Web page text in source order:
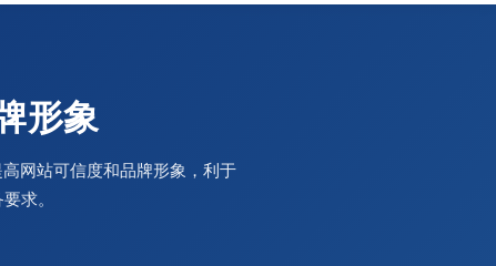
形象
网站可信度和品牌形象，利于
求。